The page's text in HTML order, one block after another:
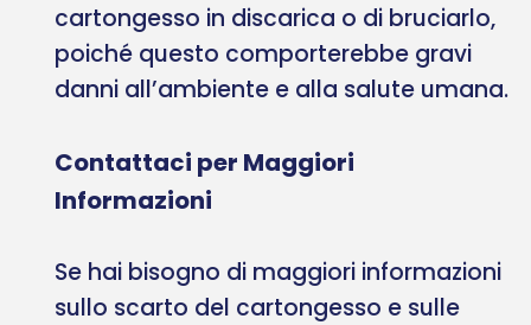
cartongesso in discarica o di bruciarlo,
poiché questo comporterebbe gravi
danni all’ambiente e alla salute umana.
Contattaci per Maggiori
Informazioni
Se hai bisogno di maggiori informazioni
sullo scarto del cartongesso e sulle